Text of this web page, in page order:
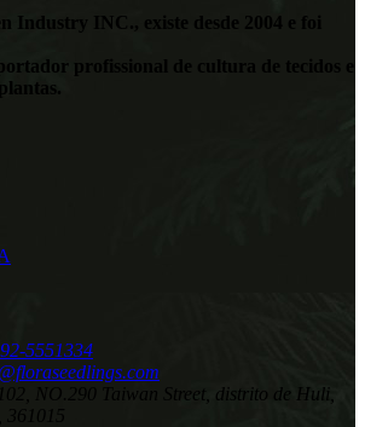
Industry INC., existe desde 2004 e foi
profissional de cultura de tecidos e
5551334
NO.290 Taiwan Street, distrito de Huli,
361015